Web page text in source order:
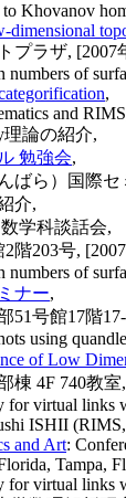
Khovanov
dimensional
プラザ, [2007
numbers of
,
and
理論の紹介,
勉強会,
ばら）国際セ
介,
学科談話会,
階203号,
numbers of
ナー,
51号館17階
using
of Low
棟 4F 740教
for virtual links
ISHII
and Art:
Tampa,
for virtual links